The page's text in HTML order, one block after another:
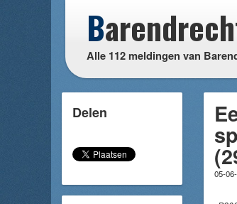
B
Alle 112 meldingen van
Delen
05-